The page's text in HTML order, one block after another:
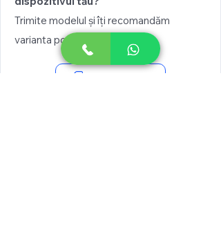
Trimite modelul și îți recomandăm
varianta potrivită